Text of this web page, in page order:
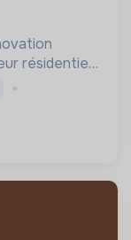
résidentiel,